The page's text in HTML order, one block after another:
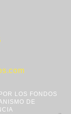
LOS FONDOS
DE